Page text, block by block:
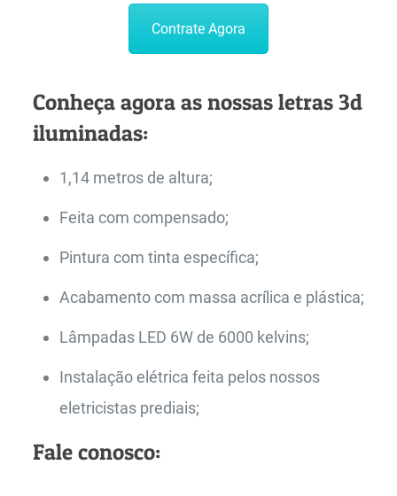
Contrate Agora
Conheça agora as nossas letras 3d
iluminadas:
1,14 metros de altura;
Feita com compensado;
Pintura com tinta específica;
Acabamento com massa acrílica e plástica;
Lâmpadas LED 6W de 6000 kelvins;
Instalação elétrica feita pelos nossos
eletricistas prediais;
Fale conosco: